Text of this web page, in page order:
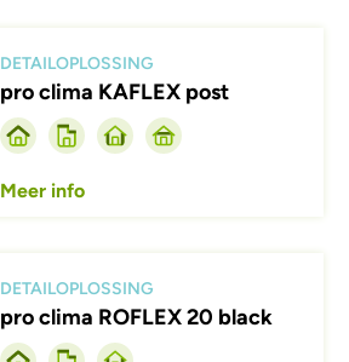
DETAILOPLOSSING
pro clima KAFLEX post
Meer info
DETAILOPLOSSING
pro clima ROFLEX 20 black